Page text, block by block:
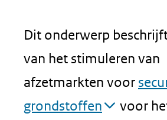
Dit onderwerp
van het stimuleren van
afzetmarkten voor
grondstoffen
voor